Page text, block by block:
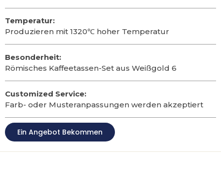
Temperatur:
Produzieren mit 1320℃ hoher Temperatur
Besonderheit:
Römisches Kaffeetassen-Set aus Weißgold 6
Customized Service:
Farb- oder Musteranpassungen werden akzeptiert
Ein Angebot Bekommen